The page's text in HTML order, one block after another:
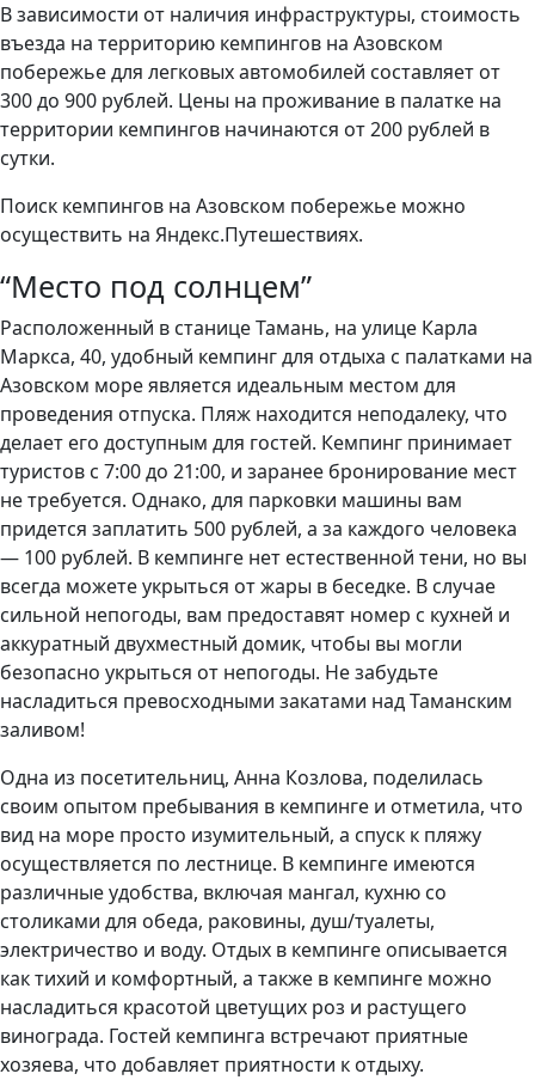
В зависимости от наличия инфраструктуры, стоимость
въезда на территорию кемпингов на Азовском
побережье для легковых автомобилей составляет от
300 до 900 рублей. Цены на проживание в палатке на
территории кемпингов начинаются от 200 рублей в
сутки.
Поиск кемпингов на Азовском побережье можно
осуществить на Яндекс.Путешествиях.
“Место под солнцем”
Расположенный в станице Тамань, на улице Карла
Маркса, 40, удобный кемпинг для отдыха с палатками на
Азовском море является идеальным местом для
проведения отпуска. Пляж находится неподалеку, что
делает его доступным для гостей. Кемпинг принимает
туристов с 7:00 до 21:00, и заранее бронирование мест
не требуется. Однако, для парковки машины вам
придется заплатить 500 рублей, а за каждого человека
— 100 рублей. В кемпинге нет естественной тени, но вы
всегда можете укрыться от жары в беседке. В случае
сильной непогоды, вам предоставят номер с кухней и
аккуратный двухместный домик, чтобы вы могли
безопасно укрыться от непогоды. Не забудьте
насладиться превосходными закатами над Таманским
заливом!
Одна из посетительниц, Анна Козлова, поделилась
своим опытом пребывания в кемпинге и отметила, что
вид на море просто изумительный, а спуск к пляжу
осуществляется по лестнице. В кемпинге имеются
различные удобства, включая мангал, кухню со
столиками для обеда, раковины, душ/туалеты,
электричество и воду. Отдых в кемпинге описывается
как тихий и комфортный, а также в кемпинге можно
насладиться красотой цветущих роз и растущего
винограда. Гостей кемпинга встречают приятные
хозяева, что добавляет приятности к отдыху.